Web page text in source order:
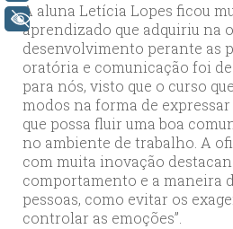
A aluna Letícia Lopes ficou
aprendizado que adquiriu na
desenvolvimento perante as
oratória e comunicação foi
para nós, visto que o curso
modos na forma de
que possa fluir uma boa
no ambiente de trabalho. A
com muita inovação
comportamento e a maneira
pessoas, como evitar os
controlar as emoções”.
+ Acessibilidade